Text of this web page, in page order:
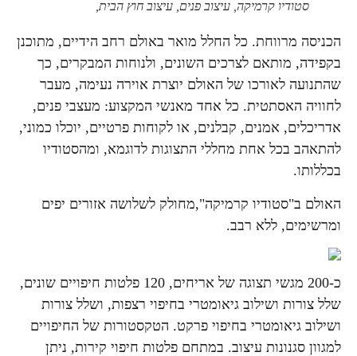
סטודיו קרמיקה, עיצוב פנים, עיצוב חוץ הבית,
הכניסה מרווחת. כל החלל מואר באולם רחב הידיים, מתוכנן
בקפידה, מותאם לצרכים השונים, ולנוחות המבקרים, כך
שהתנועה לאורכו של האולם יוצרת אוירה נעימה, מעבר
לחוויה האסתטית. כל אחד מאנשי המקצוע: מעצבי פנים,
אדריכלים, אמנים, קבלנים, או לקוחות פרטיים, יוכלו כמוני,
להתאהב בכל אחת מחללי התצוגות לדוגמא, ומהסטודיו
בכללותו.
האולם ב"סטודיו קרמיקה",מחולק לשלושה אזורים יפים
ומרשימים, ללא רבב.
כ-200 מגשי תצוגה של אריחים, 120 פלטות חיפויים שונים,
שלל צורות ושילוב גיאומטרי בחיפוי רצפות, ושלל צורות
ושילוב גיאומטרי בחיפוי פרקט. הטקסטורות של החיפויים
למגוון סגנונות עיצוב. במתחם פלטות חיפוי קירות, ניתן